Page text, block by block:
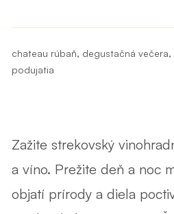
chateau rúbaň, degustačná večera,
podujatia
Zažite strekovský
a víno. Prežite deň a noc
objatí prírody a diela